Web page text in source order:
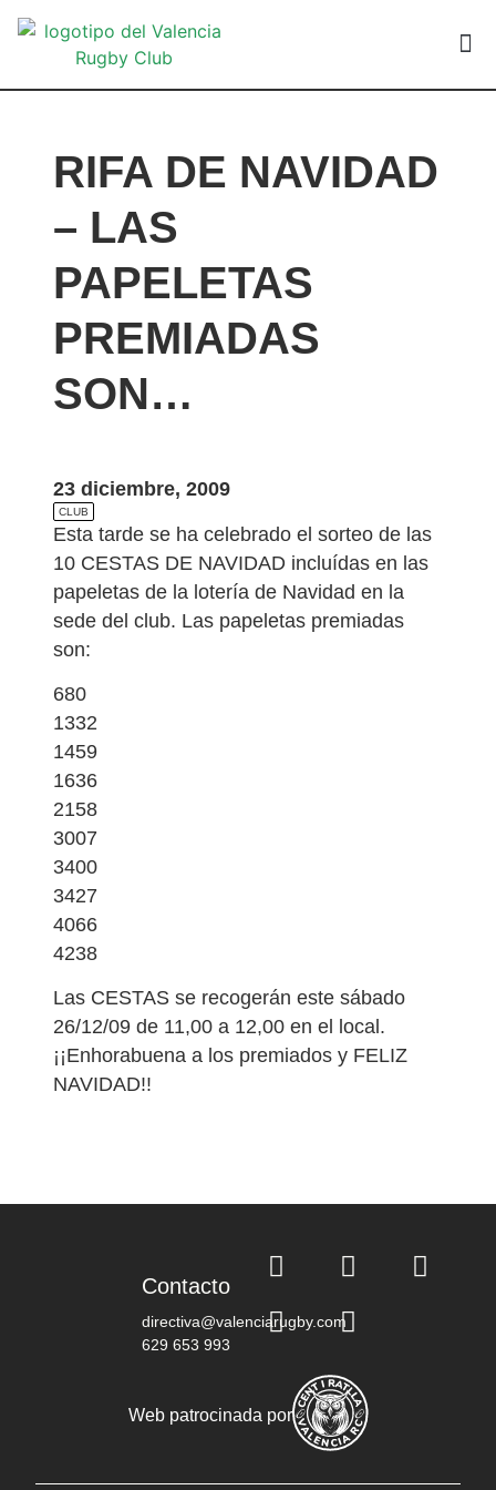
RIFA DE NAVIDAD
– LAS
PAPELETAS
PREMIADAS
SON…
23 diciembre, 2009
CLUB
Esta tarde se ha celebrado el sorteo de las
10 CESTAS DE NAVIDAD incluídas en las
papeletas de la lotería de Navidad en la
sede del club. Las papeletas premiadas
son:
680
1332
1459
1636
2158
3007
3400
3427
4066
4238
Las CESTAS se recogerán este sábado
26/12/09 de 11,00 a 12,00 en el local.
¡¡Enhorabuena a los premiados y FELIZ
NAVIDAD!!
Contacto
directiva@valenciarugby.com
629 653 993
Web patrocinada por